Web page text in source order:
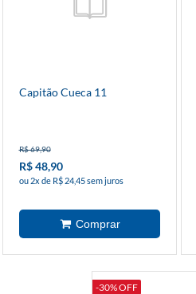
Capitão Cueca 11
R$ 69,90
R$ 48,90
ou 2x de R$ 24,45 sem juros
-30% OFF